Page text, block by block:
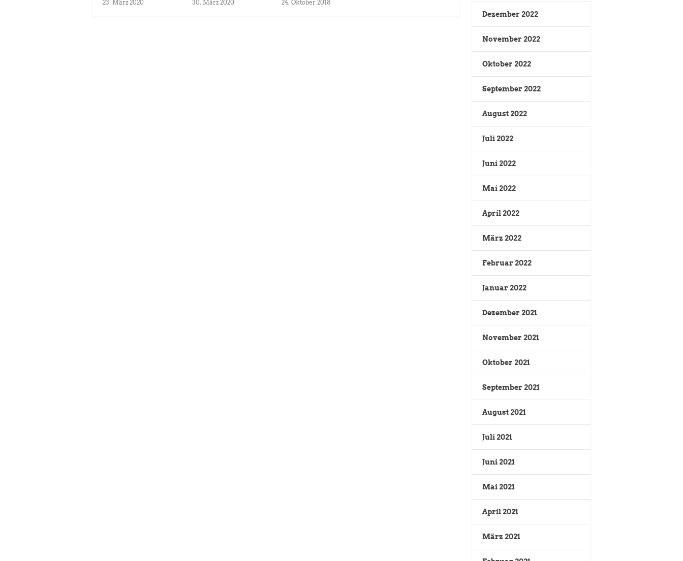
23. März 2020 30. März 2020 24. Oktober 2018
Dezember 2022
November 2022
Oktober 2022
September 2022
August 2022
Juli 2022
Juni 2022
Mai 2022
April 2022
März 2022
Februar 2022
Januar 2022
Dezember 2021
November 2021
Oktober 2021
September 2021
August 2021
Juli 2021
Juni 2021
Mai 2021
April 2021
März 2021